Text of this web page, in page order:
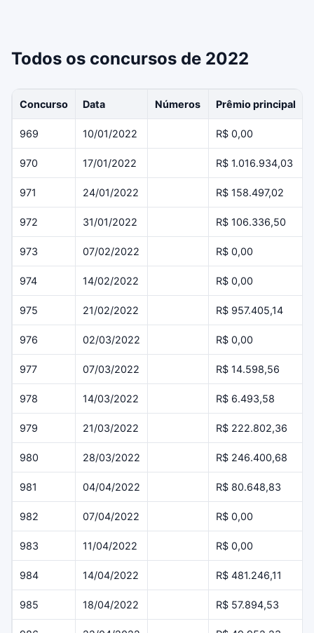
Todos os concursos de 2022
Concurso Data Números Prêmio principal
969 10/01/2022 R$ 0,00
970 17/01/2022 R$ 1.016.934,03
971 24/01/2022 R$ 158.497,02
972 31/01/2022 R$ 106.336,50
973 07/02/2022 R$ 0,00
974 14/02/2022 R$ 0,00
975 21/02/2022 R$ 957.405,14
976 02/03/2022 R$ 0,00
977 07/03/2022 R$ 14.598,56
978 14/03/2022 R$ 6.493,58
979 21/03/2022 R$ 222.802,36
980 28/03/2022 R$ 246.400,68
981 04/04/2022 R$ 80.648,83
982 07/04/2022 R$ 0,00
983 11/04/2022 R$ 0,00
984 14/04/2022 R$ 481.246,11
985 18/04/2022 R$ 57.894,53